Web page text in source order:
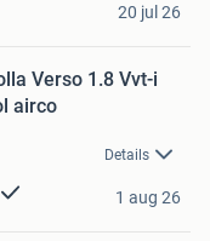
20 jul 26
Verso 1.8 Vvt-i
airco
Details
1 aug 26